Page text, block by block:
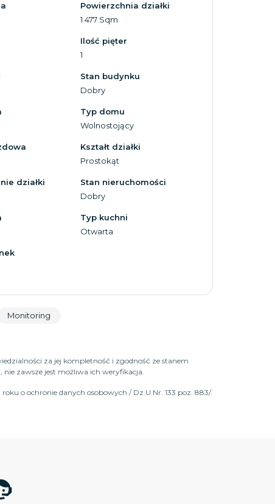
Powierzchnia działki
1 477 Sqm
Ilość pięter
1
Stan budynku
Dobry
Typ domu
Wolnostojący
Kształt działki
Prostokąt
działki
Stan nieruchomości
Dobry
Typ kuchni
Otwarta
Monitoring
za jej kompletność i zgodność ze stanem
zawsze jest możliwa ich weryfikacja.
o ochronie danych osobowych / Dz.U.Nr. 133 poz. 883/.